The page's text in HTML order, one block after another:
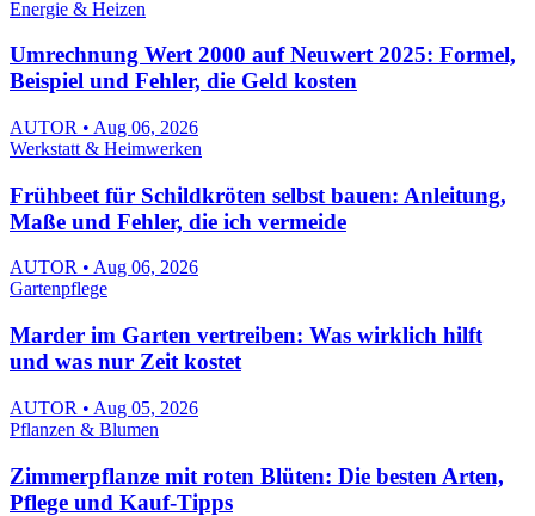
Energie & Heizen
Umrechnung Wert 2000 auf Neuwert 2025: Formel,
Beispiel und Fehler, die Geld kosten
AUTOR • Aug 06, 2026
Werkstatt & Heimwerken
Frühbeet für Schildkröten selbst bauen: Anleitung,
Maße und Fehler, die ich vermeide
AUTOR • Aug 06, 2026
Gartenpflege
Marder im Garten vertreiben: Was wirklich hilft
und was nur Zeit kostet
AUTOR • Aug 05, 2026
Pflanzen & Blumen
Zimmerpflanze mit roten Blüten: Die besten Arten,
Pflege und Kauf-Tipps